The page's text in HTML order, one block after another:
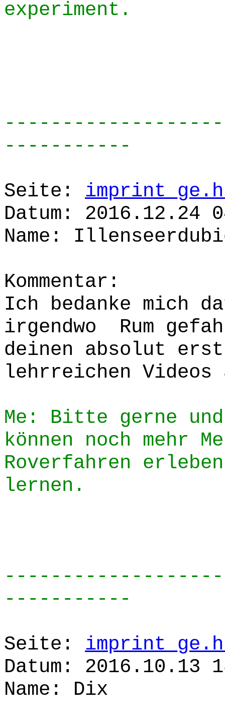
experiment.
-----------
Seite:
Datum: 2016.12.24
Name:
Kommentar:
Ich bedanke mich
irgendwo Rum
deinen absolut
lehrreichen Videos
Me: Bitte gerne
können noch mehr
Roverfahren
lernen.
-----------
Seite:
Datum: 2016.10.13
Name: Dix